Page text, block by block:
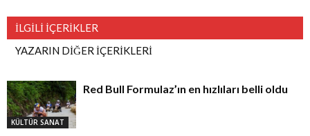
İLGİLİ İÇERİKLER
YAZARIN DİĞER İÇERİKLERİ
KÜLTÜR SANAT
Red Bull Formulaz’ın en hızlıları belli oldu